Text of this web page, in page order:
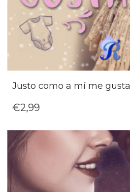
Justo como a mí me gusta
€2,99